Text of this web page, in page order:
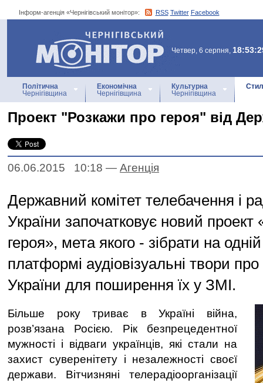
Інформ-агенція «Чернігівський монітор»: RSS Twitter Facebook
Інформ-агенція
«Чернігівський монітор»
Четвер, 6 серпня,
Політична
Чернігівщина
Економічна
Чернігівщина
Культурна
Чернігівщина
Проект "Розкажи про героя" від
06.06.2015 10:18 — Агенцiя
Державний комітет телебачення і
України започатковує новий
героя», мета якого - зібрати на
платформі аудіовізуальні твори про
України для поширення їх у ЗМІ.
Більше року триває в Україні війна,
розв’язана Росією. Рік безпрецедентної
мужності і відваги українців, які стали на
захист суверенітету і незалежності своєї
держави. Вітчизняні телерадіоорганізації